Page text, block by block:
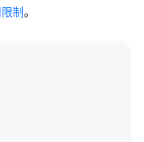
制。